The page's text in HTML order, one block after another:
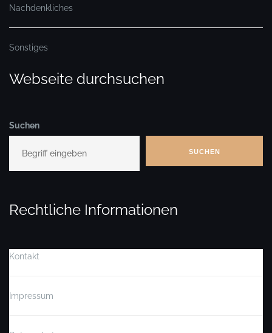
Nachdenkliches
Sonstiges
Webseite durchsuchen
Suchen
SUCHEN
Rechtliche Informationen
Kontakt
Impressum